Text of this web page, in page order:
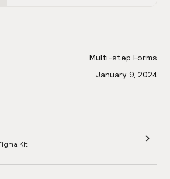
Multi-step Forms
January 9, 2024
Kit